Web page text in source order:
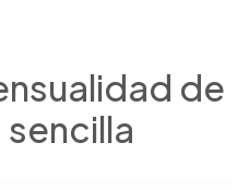
de
sencilla